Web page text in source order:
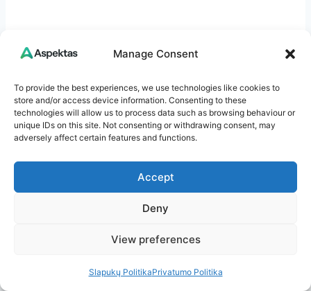
Manage Consent
To provide the best experiences, we use technologies like cookies to
store and/or access device information. Consenting to these
technologies will allow us to process data such as browsing behaviour or
unique IDs on this site. Not consenting or withdrawing consent, may
adversely affect certain features and functions.
Accept
Deny
View preferences
Slapukų PolitikaPrivatumo Politika
DUK: dažnai užduodami
Kaip greitai galima atsikratyti blakių?
Lengvas užkrėtimas gali būti suvaldytas
per 2–4 savaites nuoseklaus darbo. Stiprus
ar daugiabutyje – 6–8 savaitės ar ilgiau,
ypač jei reikalingas koordinuotas
Džiovyklė puikiai tinka tekstilei, bet
baldų jungtyse. Būtinos papildomos